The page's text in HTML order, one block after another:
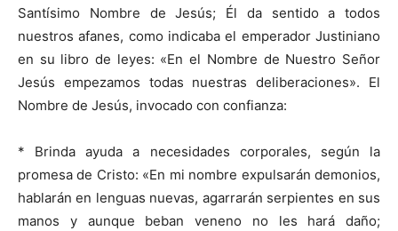
Santísimo Nombre de Jesús; Él da sentido a todos
nuestros afanes, como indicaba el emperador Justiniano
en su libro de leyes: «En el Nombre de Nuestro Señor
Jesús empezamos todas nuestras deliberaciones». El
Nombre de Jesús, invocado con confianza:
* Brinda ayuda a necesidades corporales, según la
promesa de Cristo: «En mi nombre expulsarán demonios,
hablarán en lenguas nuevas, agarrarán serpientes en sus
manos y aunque beban veneno no les hará daño;